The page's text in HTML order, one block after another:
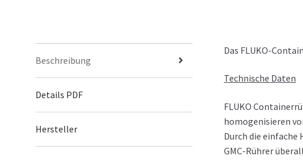
Beschreibung
Details PDF
Hersteller
Das FLUKO-
Technische Daten
FLUKO
homogenisieren
Durch die einfache
GMC-Rührer